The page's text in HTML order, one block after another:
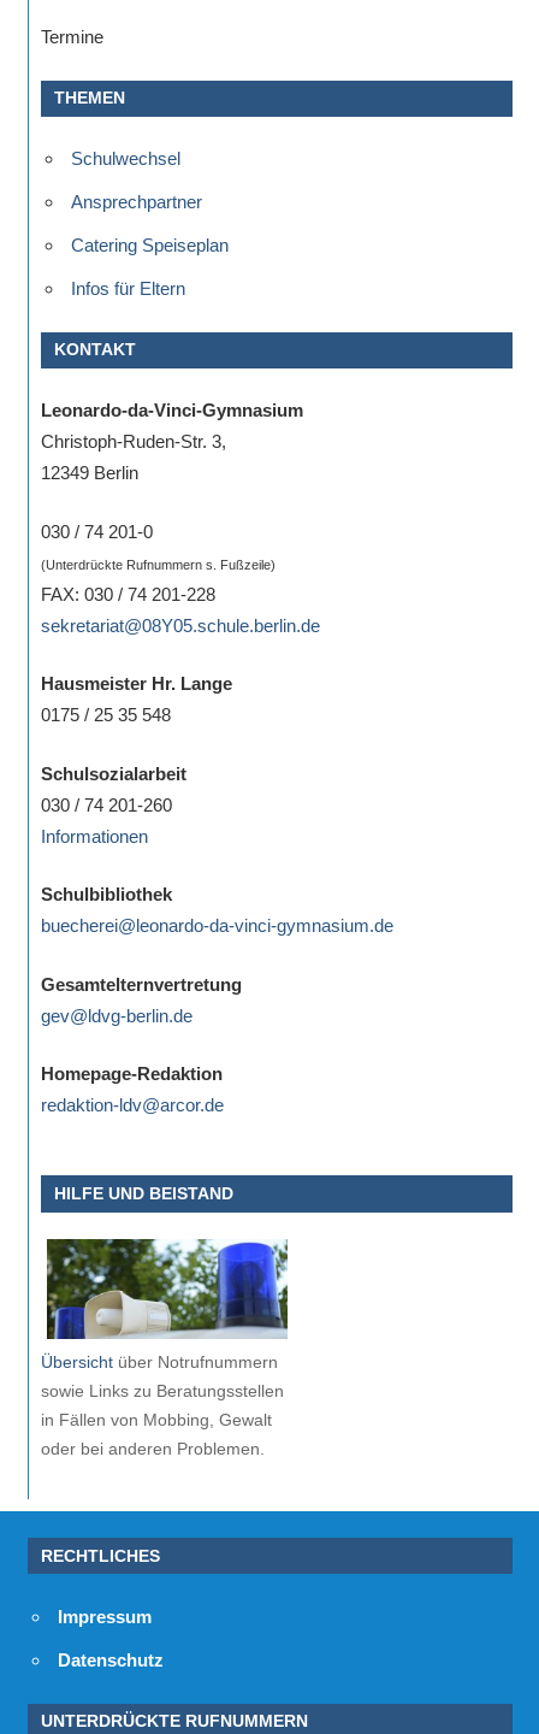
Information
nicht
Ende
verschiedene
Möglichkeiten
Verfügung.
Termine
THEMEN
Schulwechsel
Ansprechpartner
Catering Speiseplan
Infos für Eltern
KONTAKT
Leonardo-da-Vinci-Gymnasium
Christoph-Ruden-Str. 3,
12349 Berlin
030 / 74 201-0
(Unterdrückte Rufnummern s. Fußzeile)
FAX: 030 / 74 201-228
sekretariat@08Y05.schule.berlin.de
Hausmeister Hr. Lange
0175 / 25 35 548
Schulsozialarbeit
030 / 74 201-260
Informationen
Schulbibliothek
buecherei@leonardo-da-vinci-gymnasium.de
Gesamtelternvertretung
gev@ldvg-berlin.de
Homepage-Redaktion
redaktion-ldv@arcor.de
HILFE UND BEISTAND
Übersichtüber Notrufnummern
sowie Links zu Beratungsstellen
in Fällen von Mobbing, Gewalt
oder bei anderen Problemen.
RECHTLICHES
Impressum
Datenschutz
UNTERDRÜCKTE RUFNUMMERN